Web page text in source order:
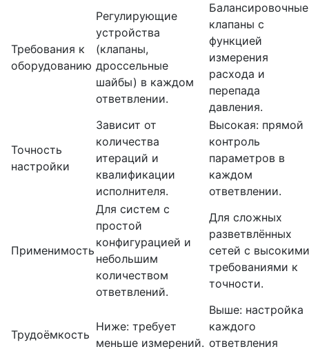
Требования к
оборудованию
Регулирующие
устройства
(клапаны,
дроссельные
шайбы) в каждом
ответвлении.
Балансировочные
клапаны с
функцией
измерения
расхода и
перепада
давления.
Точность
настройки
Зависит от
количества
итераций и
квалификации
исполнителя.
Высокая: прямой
контроль
параметров в
каждом
ответвлении.
Применимость
Для систем с
простой
конфигурацией и
небольшим
количеством
ответвлений.
Для сложных
разветвлённых
сетей с высокими
требованиями к
точности.
Трудоёмкость
Ниже: требует
меньше измерений.
Выше: настройка
каждого
ответвления